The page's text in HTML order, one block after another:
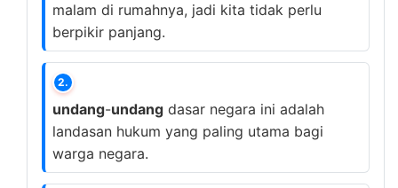
malam di rumahnya, jadi kita tidak perlu
berpikir panjang.
2.
undang-undang dasar negara ini adalah
landasan hukum yang paling utama bagi
warga negara.